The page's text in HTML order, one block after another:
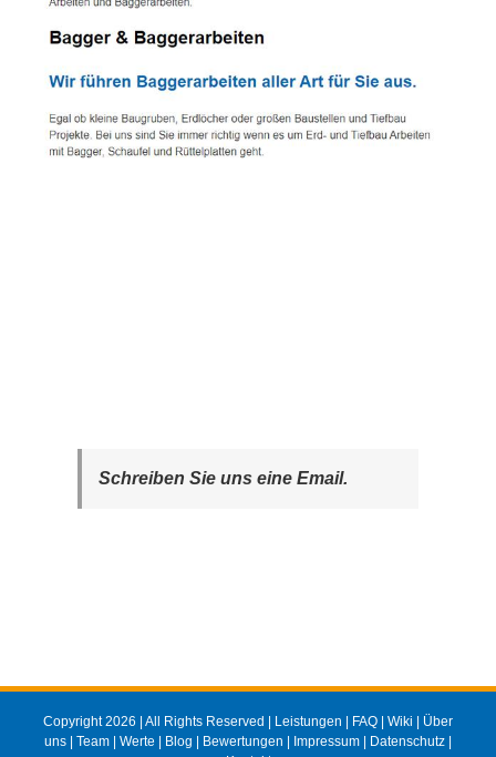
Schreiben Sie uns eine Email.
Copyright 2026 | All Rights Reserved | Leistungen | FAQ | Wiki | Über
uns | Team | Werte | Blog | Bewertungen | Impressum | Datenschutz |